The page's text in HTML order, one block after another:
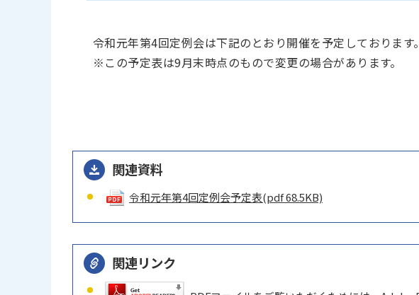
令和元年第4回定例会は下記のとおり開催を予定しております。
※この予定表は9月末時点のもので変更の場合があります。
関連資料
令和元年第4回定例会予定表(pdf 68.5KB)
関連リンク